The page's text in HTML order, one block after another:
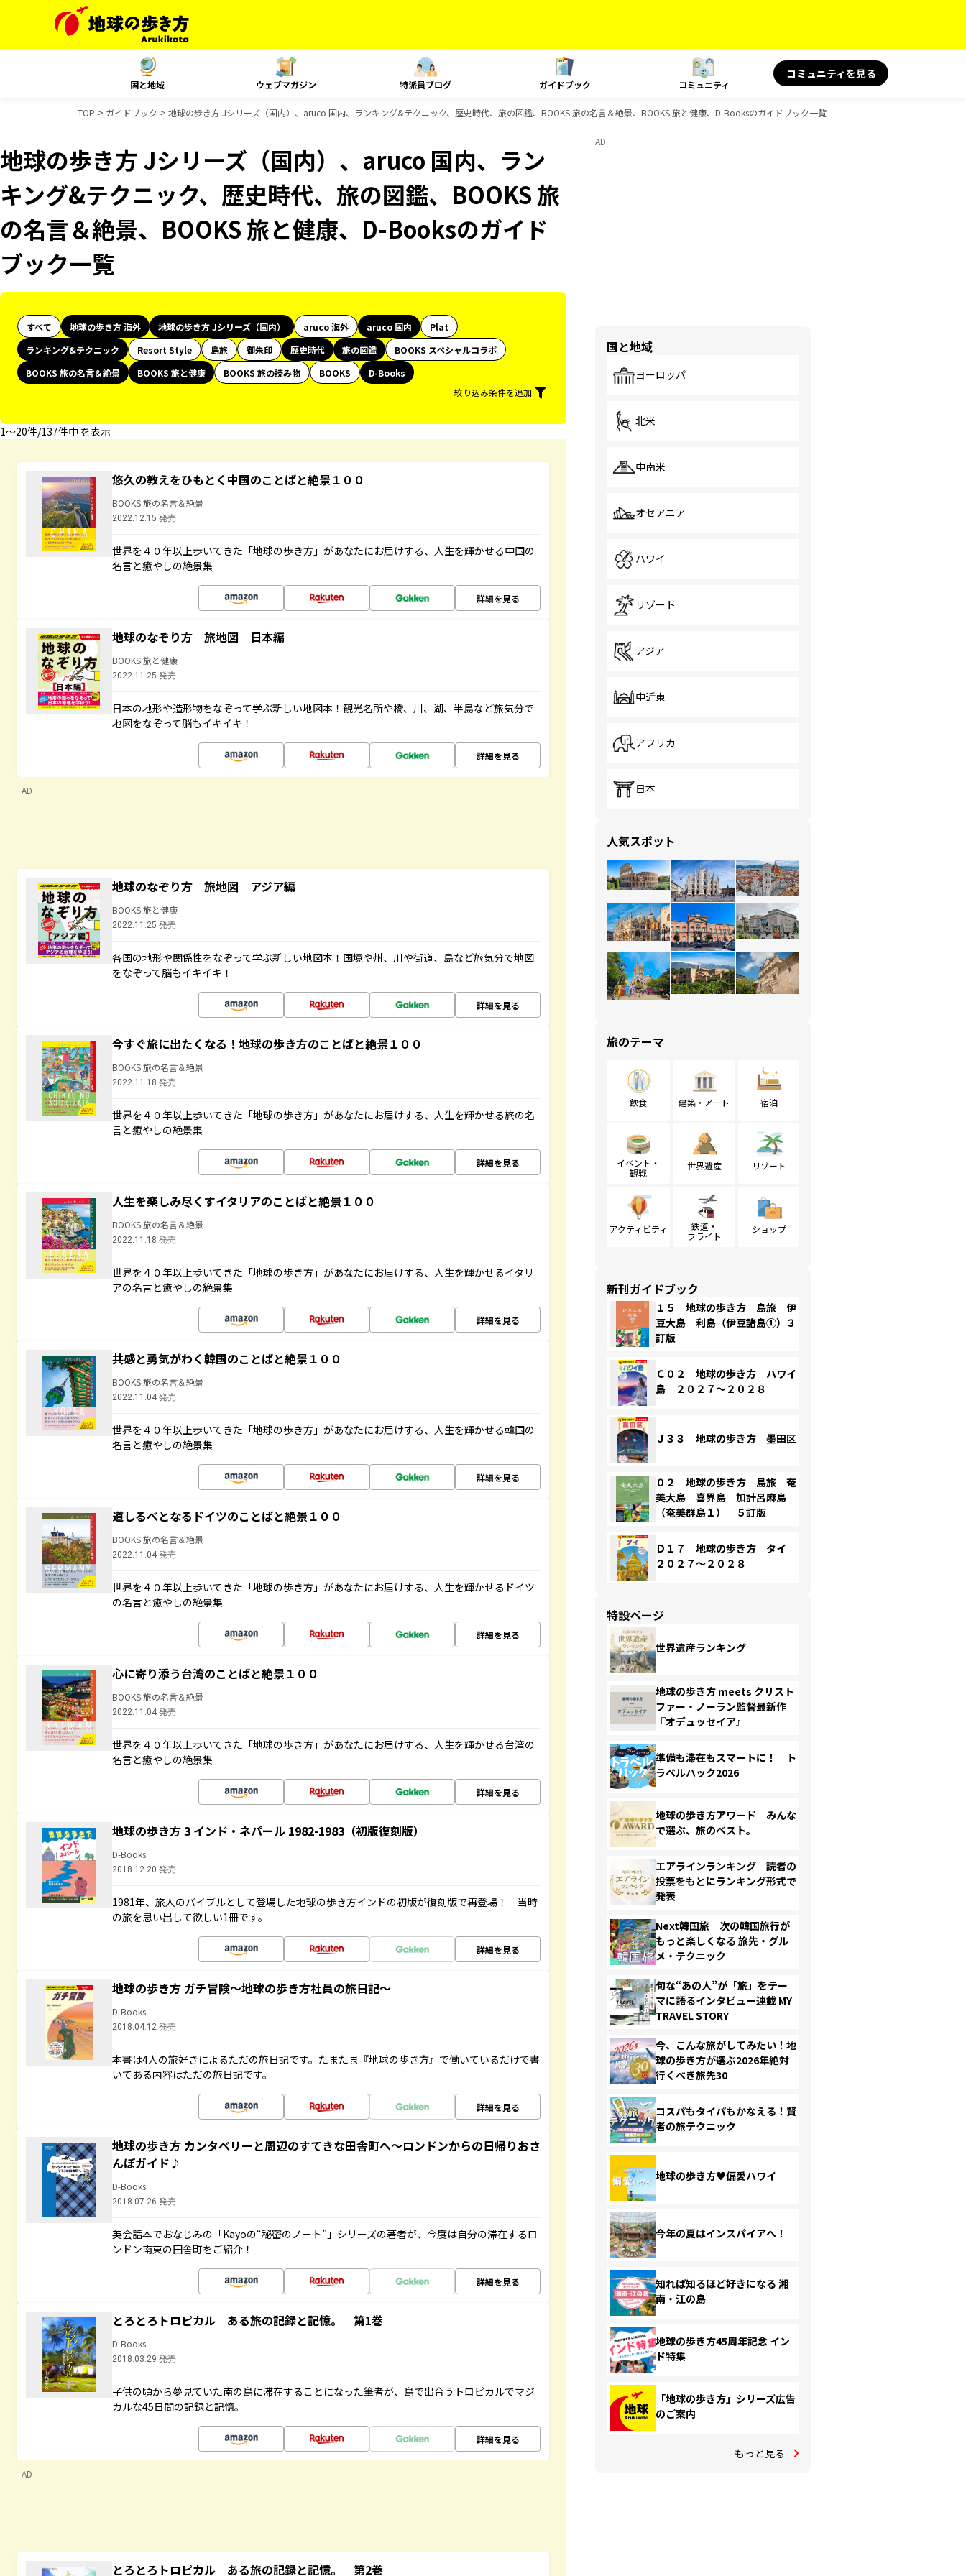
国と地域 ウェブマガジン 特派員ブログ ガイドブック コミュニティ
コミュニティを見る
TOP ガイドブック 地球の歩き方 Jシリーズ（国内）、aruco 国内、ランキング&テクニック、歴史時代、旅の図鑑、BOOKS 旅の名言＆絶景、BOOKS 旅と健康、D-Booksのガイドブック一覧
地球の歩き方 Jシリーズ（国内）、aruco 国内、ラン
キング&テクニック、歴史時代、旅の図鑑、BOOKS 旅
の名言＆絶景、BOOKS 旅と健康、D-Booksのガイド
ブック一覧
すべて 地球の歩き方 海外 地球の歩き方 Jシリーズ（国内） aruco 海外 aruco 国内
Plat
ランキング&テクニック
Resort Style 島旅 御朱印 歴史時代 旅の図鑑
BOOKS スペシャルコラボ
BOOKS 旅の名言＆絶景
BOOKS 旅と健康 BOOKS 旅の読み物 BOOKS
D-Books
絞り込み条件を追加
1〜20件/137件中 を表示
悠久の教えをひもとく中国のことばと絶景１００
BOOKS 旅の名言＆絶景
2022.12.15 発売
世界を４０年以上歩いてきた「地球の歩き方」があなたにお届けする、人生を輝かせる中国の
名言と癒やしの絶景集
詳細を見る
地球のなぞり方 旅地図 日本編
BOOKS 旅と健康
2022.11.25 発売
日本の地形や造形物をなぞって学ぶ新しい地図本！観光名所や橋、川、湖、半島など旅気分で
地図をなぞって脳もイキイキ！
詳細を見る
AD
地球のなぞり方 旅地図 アジア編
BOOKS 旅と健康
2022.11.25 発売
各国の地形や関係性をなぞって学ぶ新しい地図本！国境や州、川や街道、島など旅気分で地図
をなぞって脳もイキイキ！
詳細を見る
今すぐ旅に出たくなる！地球の歩き方のことばと絶景１００
BOOKS 旅の名言＆絶景
2022.11.18 発売
世界を４０年以上歩いてきた「地球の歩き方」があなたにお届けする、人生を輝かせる旅の名
言と癒やしの絶景集
詳細を見る
人生を楽しみ尽くすイタリアのことばと絶景１００
BOOKS 旅の名言＆絶景
2022.11.18 発売
世界を４０年以上歩いてきた「地球の歩き方」があなたにお届けする、人生を輝かせるイタリ
アの名言と癒やしの絶景集
詳細を見る
共感と勇気がわく韓国のことばと絶景１００
BOOKS 旅の名言＆絶景
2022.11.04 発売
世界を４０年以上歩いてきた「地球の歩き方」があなたにお届けする、人生を輝かせる韓国の
名言と癒やしの絶景集
詳細を見る
道しるべとなるドイツのことばと絶景１００
BOOKS 旅の名言＆絶景
2022.11.04 発売
世界を４０年以上歩いてきた「地球の歩き方」があなたにお届けする、人生を輝かせるドイツ
の名言と癒やしの絶景集
詳細を見る
心に寄り添う台湾のことばと絶景１００
BOOKS 旅の名言＆絶景
2022.11.04 発売
世界を４０年以上歩いてきた「地球の歩き方」があなたにお届けする、人生を輝かせる台湾の
名言と癒やしの絶景集
詳細を見る
地球の歩き方 3 インド・ネパール 1982-1983（初版復刻版）
D-Books
2018.12.20 発売
1981年、旅人のバイブルとして登場した地球の歩き方インドの初版が復刻版で再登場！ 当時
の旅を思い出して欲しい1冊です。
詳細を見る
地球の歩き方 ガチ冒険～地球の歩き方社員の旅日記～
D-Books
2018.04.12 発売
本書は4人の旅好きによるただの旅日記です。たまたま『地球の歩き方』で働いているだけで書
いてある内容はただの旅日記です。
詳細を見る
地球の歩き方 カンタベリーと周辺のすてきな田舎町へ～ロンドンからの日帰りおさ
んぽガイド♪
D-Books
2018.07.26 発売
英会話本でおなじみの「Kayoの“秘密のノート”」シリーズの著者が、今度は自分の滞在するロ
ンドン南東の田舎町をご紹介！
詳細を見る
とろとろトロピカル ある旅の記録と記憶。 第1巻
D-Books
2018.03.29 発売
子供の頃から夢見ていた南の島に滞在することになった筆者が、島で出合うトロピカルでマジ
カルな45日間の記録と記憶。
詳細を見る
AD
とろとろトロピカル ある旅の記録と記憶。 第2巻
AD
国と地域
ヨーロッパ
北米
中南米
オセアニア
ハワイ
リゾート
アジア
中近東
アフリカ
日本
人気スポット
旅のテーマ
飲食 建築・アート 宿泊
イベント・
観戦
世界遺産 リゾート
アクティビティ
鉄道・
フライト
ショップ
新刊ガイドブック
１５ 地球の歩き方 島旅 伊
豆大島 利島（伊豆諸島①）３
訂版
Ｃ０２ 地球の歩き方 ハワイ
島 ２０２７～２０２８
Ｊ３３ 地球の歩き方 墨田区
０２ 地球の歩き方 島旅 奄
美大島 喜界島 加計呂麻島
（奄美群島１） ５訂版
Ｄ１７ 地球の歩き方 タイ
２０２７～２０２８
特設ページ
世界遺産ランキング
地球の歩き方 meets クリスト
ファー・ノーラン監督最新作
『オデュッセイア』
準備も滞在もスマートに！ ト
ラベルハック2026
地球の歩き方アワード みんな
で選ぶ、旅のベスト。
エアラインランキング 読者の
投票をもとにランキング形式で
発表
Next韓国旅 次の韓国旅行が
もっと楽しくなる 旅先・グル
メ・テクニック
旬な“あの人”が「旅」をテー
マに語るインタビュー連載 MY
TRAVEL STORY
今、こんな旅がしてみたい！地
球の歩き方が選ぶ2026年絶対
行くべき旅先30
コスパもタイパもかなえる！賢
者の旅テクニック
地球の歩き方♥偏愛ハワイ
今年の夏はインスパイアへ！
知れば知るほど好きになる 湘
南・江の島
地球の歩き方45周年記念 イン
ド特集
「地球の歩き方」シリーズ広告
のご案内
もっと見る